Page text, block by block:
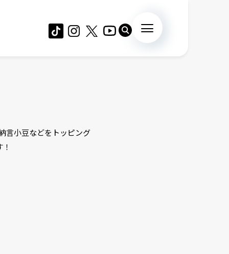
言小豆などをトッピング